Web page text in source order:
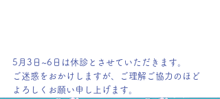
5月3日~6日は休診とさせていただきます。
ご迷惑をおかけしますが、ご理解ご協力のほど
よろしくお願い申し上げます。